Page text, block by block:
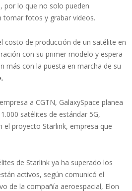
por lo que no solo pueden
tomar fotos y grabar videos.
costo de producción de un satélite en
con su primer modelo y espera
más con la puesta en marcha de su
a CGTN, GalaxySpace planea
satélites de estándar 5G,
el proyecto Starlink, empresa que
de Starlink ya ha superado los
activos, según comunicó el
de la compañía aeroespacial, Elon